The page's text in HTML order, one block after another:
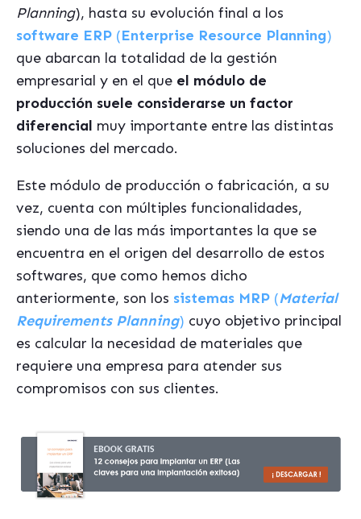
Planning), hasta su evolución final a los
software ERP (Enterprise Resource Planning)
que abarcan la totalidad de la gestión
empresarial y en el que el módulo de
producción suele considerarse un factor
diferencial muy importante entre las distintas
soluciones del mercado.
Este módulo de producción o fabricación, a su
vez, cuenta con múltiples funcionalidades,
siendo una de las más importantes la que se
encuentra en el origen del desarrollo de estos
softwares, que como hemos dicho
anteriormente, son los sistemas MRP (Material
Requirements Planning) cuyo objetivo principal
es calcular la necesidad de materiales que
requiere una empresa para atender sus
compromisos con sus clientes.